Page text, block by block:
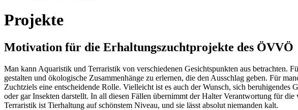
Projekte
Motivation für die Erhaltungszuchtprojekte des ÖVVÖ
Man kann Aquaristik und Terraristik von verschiedenen Gesichtspunkten aus betrachten.
gestalten und ökologische Zusammenhänge zu erlernen, die den Ausschlag geben. Für
Zuchtziels eine entscheidende Rolle. Vielleicht ist es auch der Wunsch, sich
oder gar Insekten darstellt. In all diesen Fällen übernimmt der Halter Verantwortung für
Terraristik ist Tierhaltung auf schönstem Niveau, und sie lässt absolut niemanden kalt.